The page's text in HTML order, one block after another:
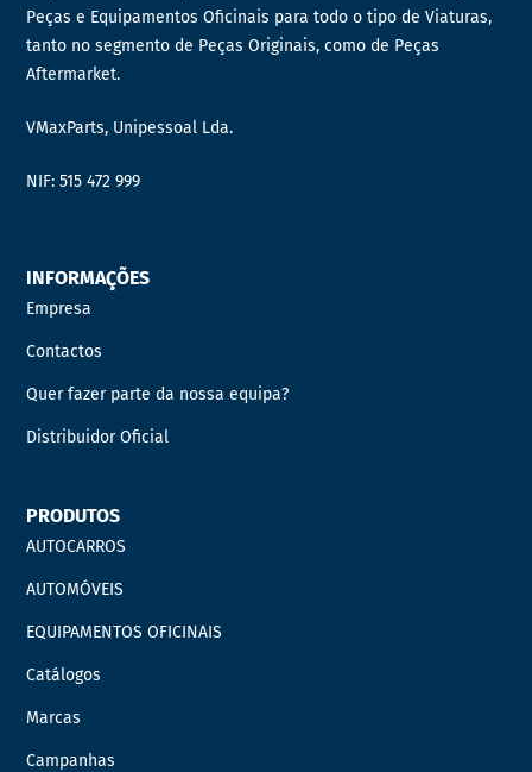
Peças e Equipamentos Oficinais para todo o tipo de Viaturas,
tanto no segmento de Peças Originais, como de Peças
Aftermarket.
VMaxParts, Unipessoal Lda.
NIF: 515 472 999
INFORMAÇÕES
Empresa
Contactos
Quer fazer parte da nossa equipa?
Distribuidor Oficial
PRODUTOS
AUTOCARROS
AUTOMÓVEIS
EQUIPAMENTOS OFICINAIS
Catálogos
Marcas
Campanhas